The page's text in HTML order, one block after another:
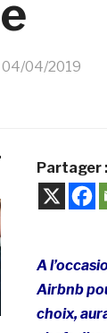
04/04/2019
Partager :
A
Airbnb
choix,